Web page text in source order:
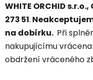
WHITE ORCHID
273 51.
na dobírku. Při
nakupujícímu
obdržení vráceného